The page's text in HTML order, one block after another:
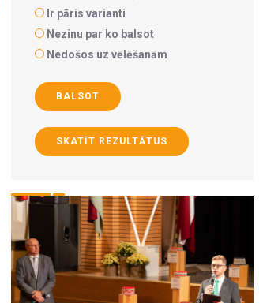
Ir pāris varianti
Nezinu par ko balsot
Nedošos uz vēlēšanām
BALSOT
SKATĪT REZULTĀTUS